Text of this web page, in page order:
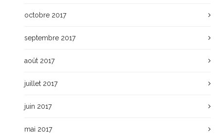
octobre 2017
septembre 2017
août 2017
juillet 2017
juin 2017
mai 2017